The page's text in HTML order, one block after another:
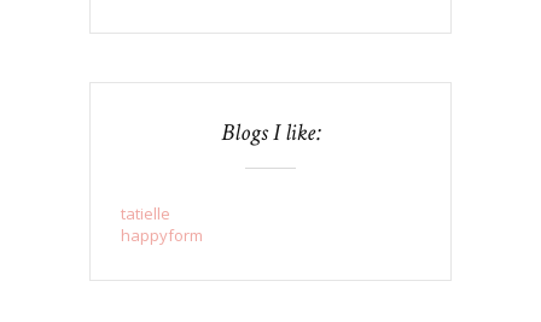
Blogs I like:
tatielle
happyform